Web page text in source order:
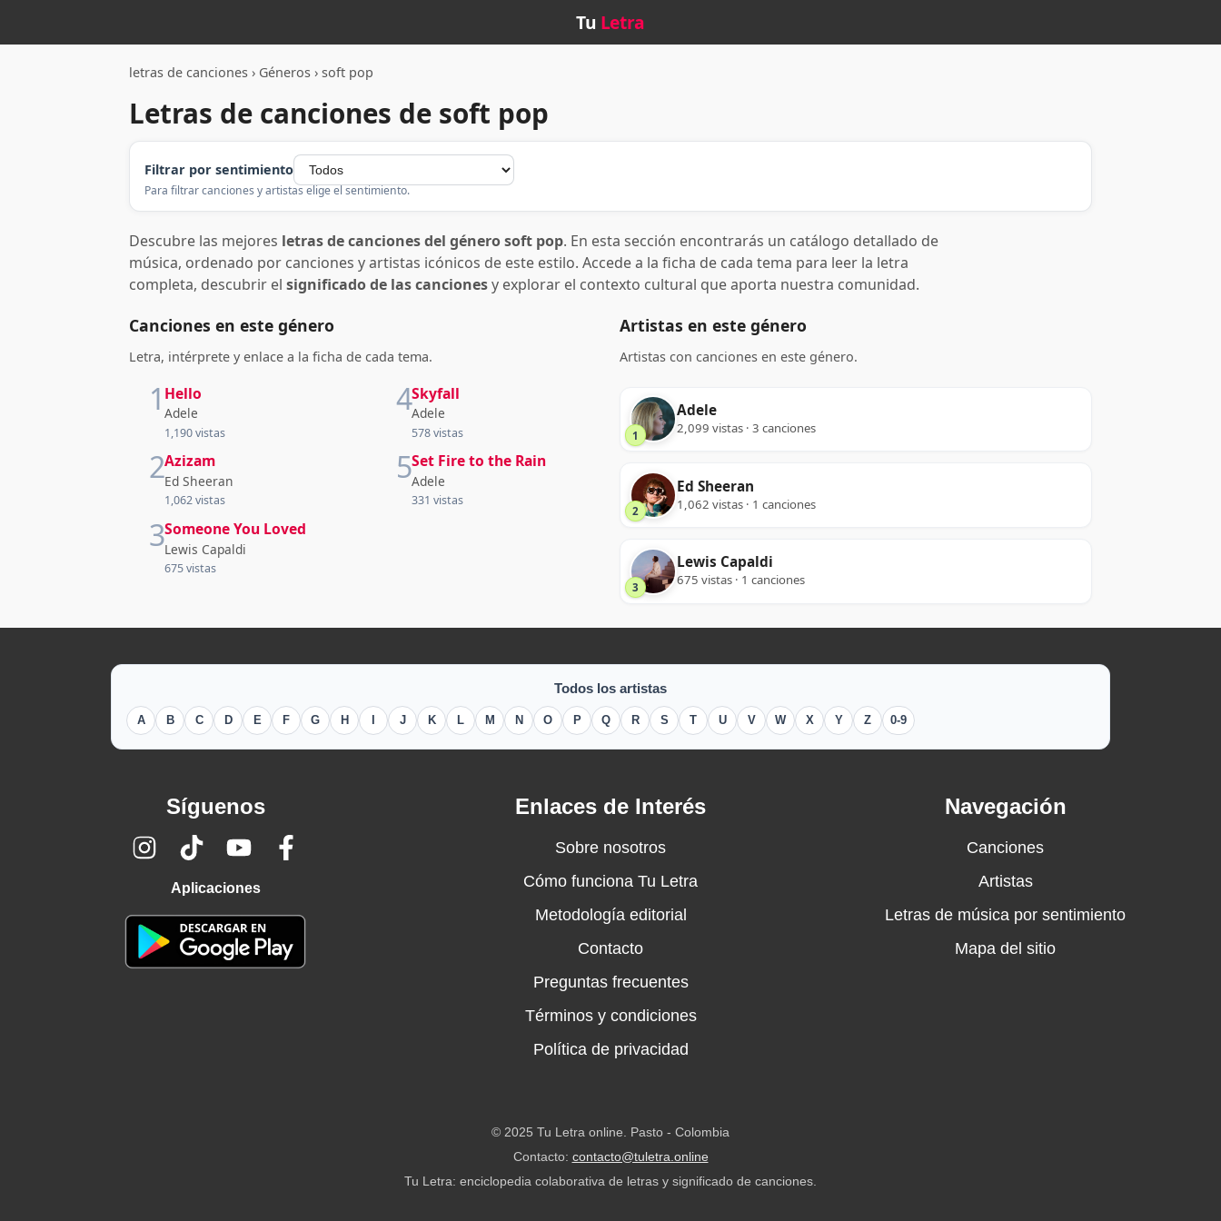
Tu Letra
letras de canciones › Géneros › soft pop
Letras de canciones de soft pop
Filtrar por sentimiento
Para filtrar canciones y artistas elige el sentimiento.
Descubre las mejores letras de canciones del género soft pop. En esta sección encontrarás un catálogo detallado de
música, ordenado por canciones y artistas icónicos de este estilo. Accede a la ficha de cada tema para leer la letra
completa, descubrir el significado de las cancionesy explorar el contexto cultural que aporta nuestra comunidad.
Canciones en este género
Letra, intérprete y enlace a la ficha de cada tema.
1 Hello
Adele
1,190 vistas
2Azizam
Ed Sheeran
1,062 vistas
3Someone You Loved
Lewis Capaldi
675 vistas
4Skyfall
Adele
578 vistas
5Set Fire to the Rain
Adele
331 vistas
Artistas en este género
Artistas con canciones en este género.
1
Adele
2,099 vistas · 3 canciones
2
Ed Sheeran
1,062 vistas · 1 canciones
3
Lewis Capaldi
675 vistas · 1 canciones
Todos los artistas
A B C D E F G H J K L M N O P Q R S T U V W X Y Z 0-9
Síguenos
Aplicaciones
Enlaces de Interés
Sobre nosotros
Cómo funciona Tu Letra
Metodología editorial
Contacto
Preguntas frecuentes
Términos y condiciones
Política de privacidad
Navegación
Canciones
Artistas
Letras de música por sentimiento
Mapa del sitio
© 2025 Tu Letra online. Pasto - Colombia
Contacto: contacto@tuletra.online
Tu Letra: enciclopedia colaborativa de letras y significado de canciones.